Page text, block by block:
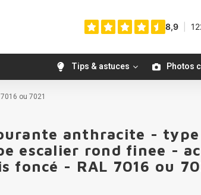
Tips & astuces Photos
ou 7021
anthracite -
escalier rond finee -
foncé - RAL 7016 ou